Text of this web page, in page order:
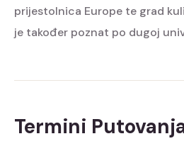
prijestolnica Europe te grad
je također poznat po dugoj
Termini